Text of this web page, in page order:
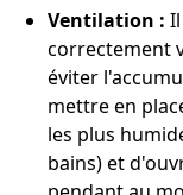
Ventilation :
correctement
éviter
mettre en
les plus
bains) et